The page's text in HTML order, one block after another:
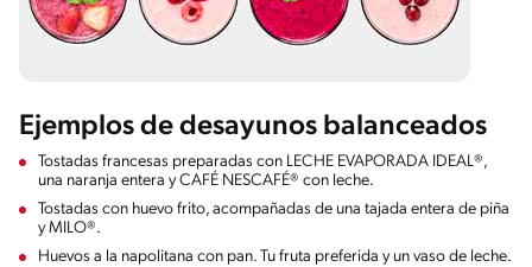
Ejemplos de desayunos balanceados
Tostadas francesas preparadas con LECHE EVAPORADA IDEAL®,
una naranja entera y CAFÉ NESCAFÉ® con leche.
Tostadas con huevo frito, acompañadas de una tajada entera de piña
y MILO®.
Huevos a la napolitana con pan. Tu fruta preferida y un vaso de leche.